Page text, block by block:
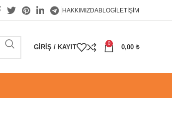
HAKKIMIZDABLOGİLETIŞIM
GIRIŞ / KAYIT
0
0,00 ₺